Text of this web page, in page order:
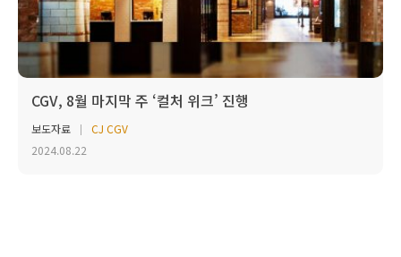
CGV, 8월 마지막 주 ‘컬처 위크’ 진행
보도자료
CJ CGV
2024.08.22